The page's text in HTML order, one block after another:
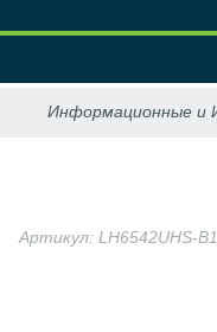
Артикул: LH6542UHS-B1